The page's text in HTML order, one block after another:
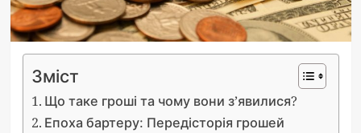
Зміст
Що таке гроші та чому вони з’явилися?
Епоха бартеру: Передісторія грошей